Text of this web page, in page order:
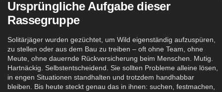
Ursprüngliche Aufgabe dieser
Rassegruppe
Solitärjäger wurden gezüchtet, um Wild eigenständig aufzuspüren,
zu stellen oder aus dem Bau zu treiben – oft ohne Team, ohne
Meute, ohne dauernde Rückversicherung beim Menschen. Mutig.
Hartnäckig. Selbstentscheidend. Sie sollten Probleme alleine lösen,
in engen Situationen standhalten und trotzdem handhabbar
bleiben. Bis heute steckt genau das in ihnen: suchen, festmachen,